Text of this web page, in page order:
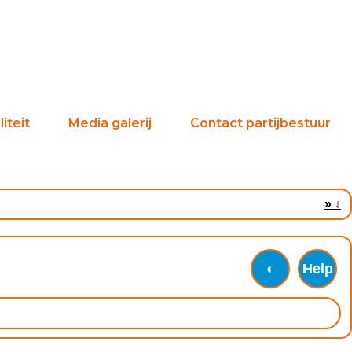
Media galerij Contact partijbestuur
» ↓
◐ Help